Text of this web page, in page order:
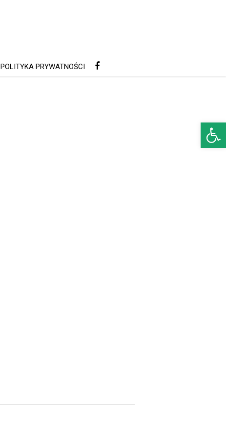
POLITYKA PRYWATNOŚCI